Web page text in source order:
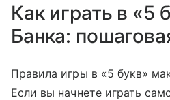
Как играть в «5
Банка:
Правила игры в «5 букв»
Если вы начнете играть